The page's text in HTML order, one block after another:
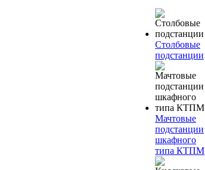
Столбовые
подстанции
Мачтовые
подстанции
шкафного
типа КТПМ